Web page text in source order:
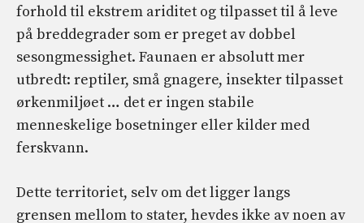
forhold til ekstrem ariditet og tilpasset til å leve
på breddegrader som er preget av dobbel
sesongmessighet. Faunaen er absolutt mer
utbredt: reptiler, små gnagere, insekter tilpasset
ørkenmiljøet … det er ingen stabile
menneskelige bosetninger eller kilder med
ferskvann.
Dette territoriet, selv om det ligger langs
grensen mellom to stater, hevdes ikke av noen av